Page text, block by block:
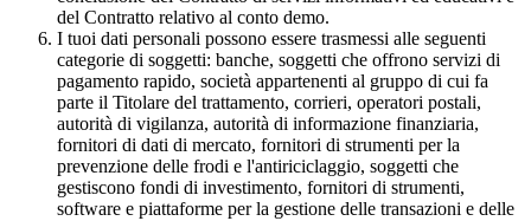
del Contratto relativo al conto demo.
I tuoi dati personali possono essere trasmessi alle seguenti
categorie di soggetti: banche, soggetti che offrono servizi di
pagamento rapido, società appartenenti al gruppo di cui fa
parte il Titolare del trattamento, corrieri, operatori postali,
autorità di vigilanza, autorità di informazione finanziaria,
fornitori di dati di mercato, fornitori di strumenti per la
prevenzione delle frodi e l'antiriciclaggio, soggetti che
gestiscono fondi di investimento, fornitori di strumenti,
software e piattaforme per la gestione delle transazioni e delle